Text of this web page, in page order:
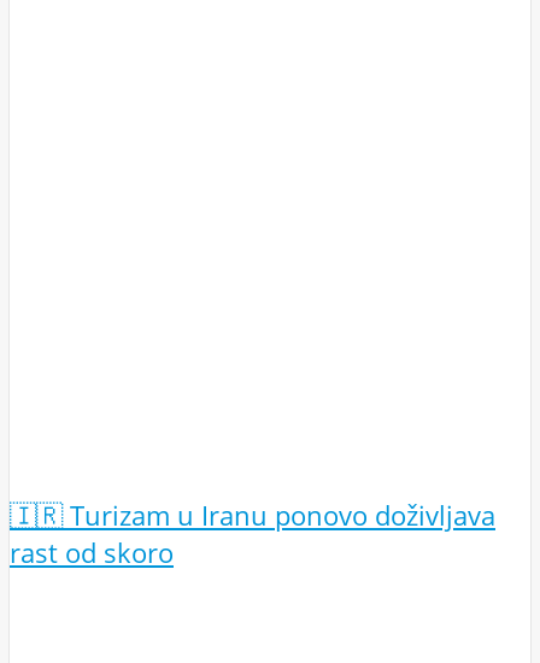
🇮🇷 Turizam u Iranu ponovo doživljava
rast od skoro